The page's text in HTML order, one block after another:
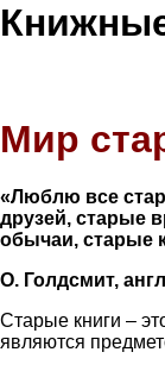
Мир
«Люблю все
друзей, старые
обычаи, старые
О. Голдсмит,
Старые книги –
являются